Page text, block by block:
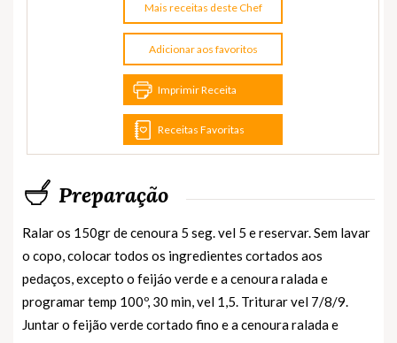
Mais receitas deste Chef
Adicionar aos favoritos
Imprimir Receita
Receitas Favoritas
Preparação
Ralar os 150gr de cenoura 5 seg. vel 5 e reservar. Sem lavar
o copo, colocar todos os ingredientes cortados aos
pedaços, excepto o feijáo verde e a cenoura ralada e
programar temp 100º, 30 min, vel 1,5. Triturar vel 7/8/9.
Juntar o feijão verde cortado fino e a cenoura ralada e